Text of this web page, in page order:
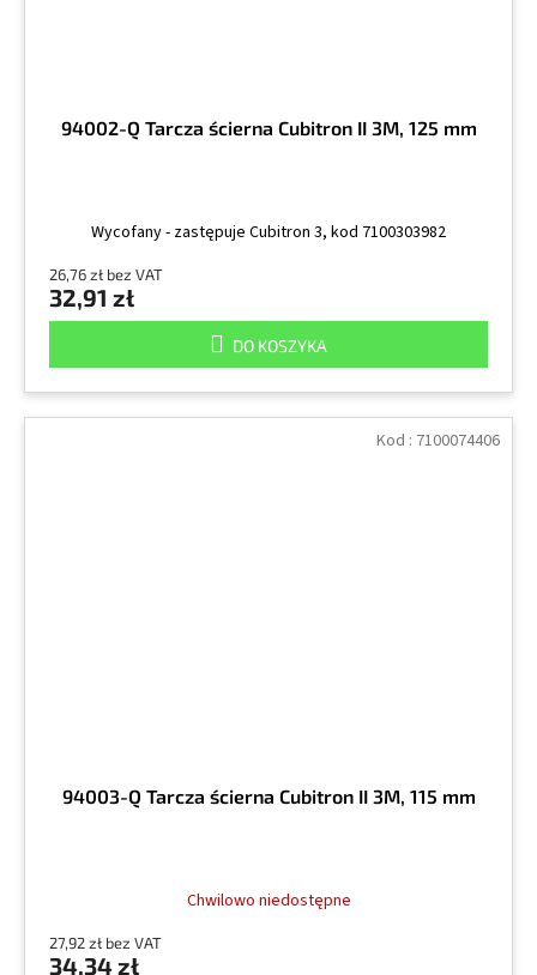
94002-Q Tarcza ścierna Cubitron II 3M, 125 mm
Wycofany - zastępuje Cubitron 3, kod 7100303982
26,76 zł bez VAT
32,91 zł
DO KOSZYKA
94003-Q Tarcza ścierna Cubitron II 3M, 115 mm
Chwilowo niedostępne
27,92 zł bez VAT
34,34 zł
Kod : 7100074406